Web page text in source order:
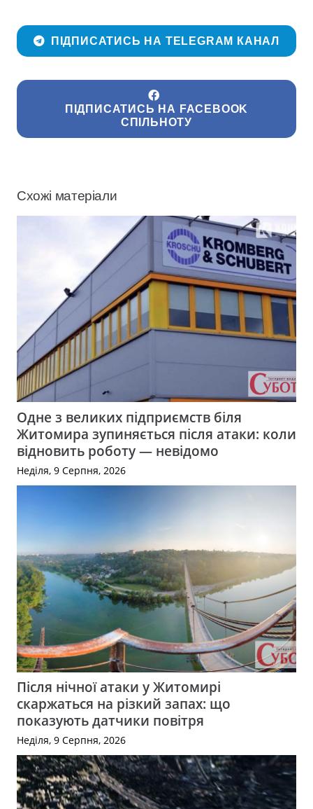
ПІДПИСАТИСЬ НА TELEGRAM КАНАЛ
ПІДПИСАТИСЬ НА FACEBOOK
СПІЛЬНОТУ
Схожі матеріали
Одне з великих підприємств біля
Житомира зупиняється після атаки: коли
відновить роботу — невідомо
Неділя, 9 Серпня, 2026
Після нічної атаки у Житомирі
скаржаться на різкий запах: що
показують датчики повітря
Неділя, 9 Серпня, 2026